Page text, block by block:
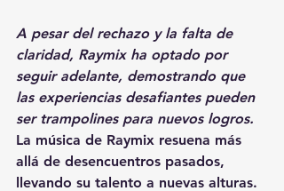
A pesar del rechazo y la falta de
claridad, Raymix ha optado por
seguir adelante, demostrando que
las experiencias desafiantes pueden
ser trampolines para nuevos logros.
La música de Raymix resuena más
allá de desencuentros pasados,
llevando su talento a nuevas alturas.